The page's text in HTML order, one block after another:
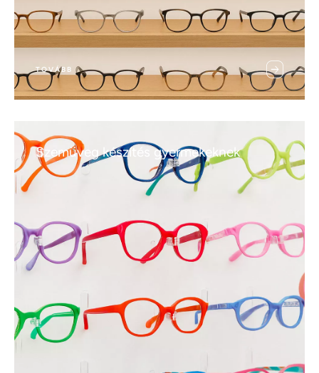
TOVÁBB
Szemüveg készítés gyermekeknek